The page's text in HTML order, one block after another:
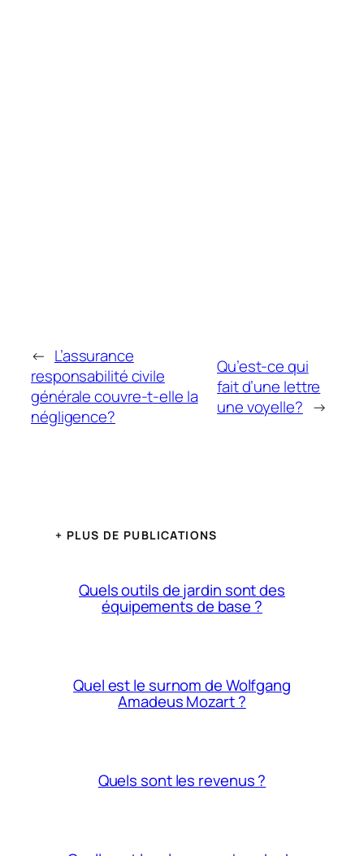
← L’assurance
responsabilité civile
générale couvre-t-elle la
négligence?
Qu’est-ce qui
fait d’une lettre
une voyelle? →
+ PLUS DE PUBLICATIONS
Quels outils de jardin sont des
équipements de base ?
Quel est le surnom de Wolfgang
Amadeus Mozart ?
Quels sont les revenus ?